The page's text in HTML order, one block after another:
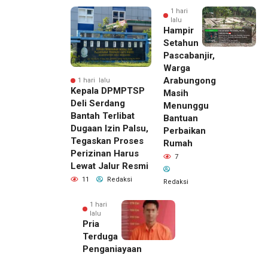
1 hari lalu
Kepala DPMPTSP
Deli Serdang
Bantah Terlibat
Dugaan Izin Palsu,
Tegaskan Proses
Perizinan Harus
Lewat Jalur Resmi
11 Redaksi
1 hari
lalu
Hampir
Setahun
Pascabanjir,
Warga
Arabungong
Masih
Menunggu
Bantuan
Perbaikan
Rumah
7
Redaksi
1 hari
lalu
Pria
Terduga
Penganiayaan